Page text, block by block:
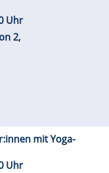
Uhr
2,
mit Yoga-
Uhr